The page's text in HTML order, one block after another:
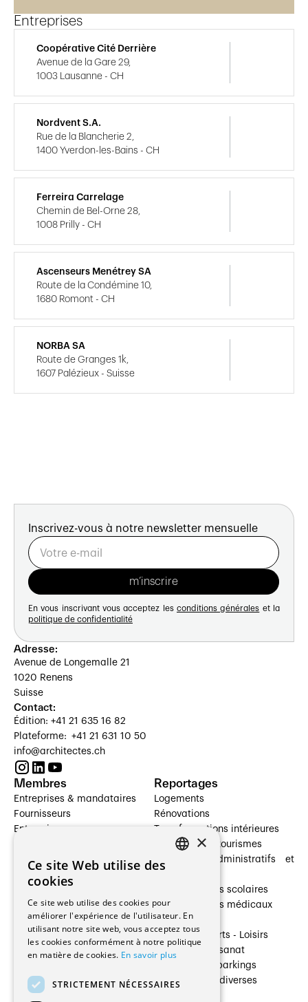
Entreprises
Coopérative Cité Derrière
Avenue de la Gare 29,
1003 Lausanne - CH
Nordvent S.A.
Rue de la Blancherie 2,
1400 Yverdon-les-Bains - CH
Ferreira Carrelage
Chemin de Bel-Orne 28,
1008 Prilly - CH
Ascenseurs Menétrey SA
Route de la Condémine 10,
1680 Romont - CH
NORBA SA
Route de Granges 1k,
1607 Palézieux - Suisse
Inscrivez-vous à notre newsletter mensuelle
En vous inscrivant vous acceptez les conditions générales et la
politique de confidentialité
Adresse:
Avenue de Longemalle 21
1020 Renens
Suisse
Contact:
Édition: +41 21 635 16 82
Plateforme: +41 21 631 10 50
info@architectes.ch
Membres
Entreprises & mandataires
Fournisseurs
Entreprises
Architectes paysagistes
Architectes d'intérieur
Entreprises générales
Ingénieurs et mandataires
Fabricants / Fournisseurs
Régies immobilières
Gestion PPE
Reportages
Logements
Rénovations
Transformations intérieures
Hôtelleries et tourismes
Bâtiments administratifs et
Établissements scolaires
Établissements médicaux
Villas
Cultures - Sports - Loisirs
Industrie - Artisanat
Transports et parkings
Constructions diverses
×
Ce site Web utilise des
cookies
Ce site web utilise des cookies pour
améliorer l'expérience de l'utilisateur. En
utilisant notre site web, vous acceptez tous
les cookies conformément à notre politique
en matière de cookies. En savoir plus
STRICTEMENT NÉCESSAIRES